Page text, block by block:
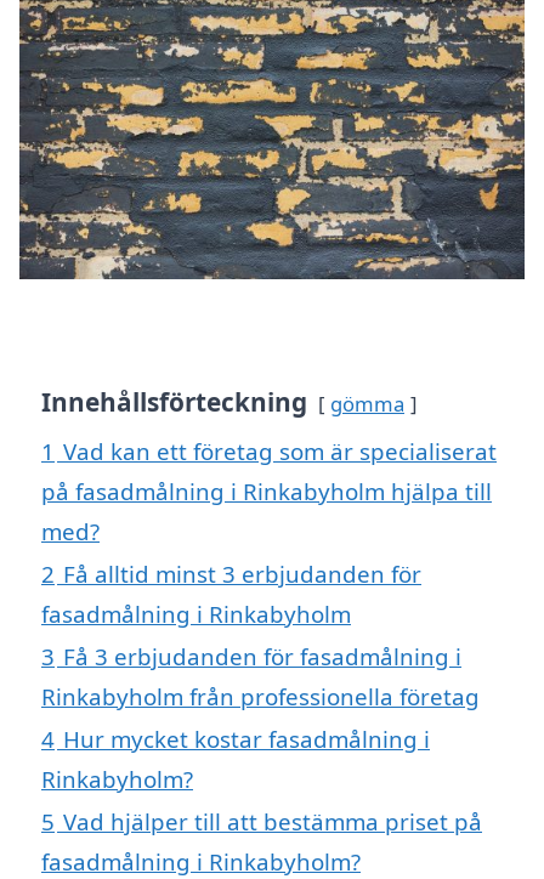
Innehållsförteckning gömma
1 Vad kan ett företag som är specialiserat
på fasadmålning i Rinkabyholm hjälpa till
med?
2 Få alltid minst 3 erbjudanden för
fasadmålning i Rinkabyholm
3 Få 3 erbjudanden för fasadmålning i
Rinkabyholm från professionella företag
4 Hur mycket kostar fasadmålning i
Rinkabyholm?
5 Vad hjälper till att bestämma priset på
fasadmålning i Rinkabyholm?